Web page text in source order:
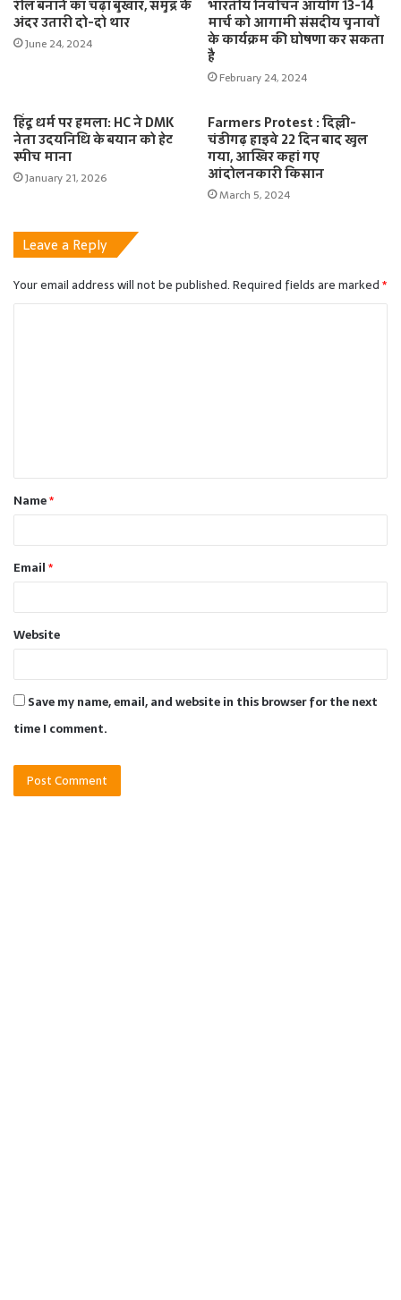
रील बनाने का चढ़ा बुखार, समुद्र के
अंदर उतारी दो-दो थार
June 24, 2024
भारतीय निर्वाचन आयोग 13-14
मार्च को आगामी संसदीय चुनावों
के कार्यक्रम की घोषणा कर सकता
है
February 24, 2024
हिंदू धर्म पर हमला: HC ने DMK
नेता उदयनिधि के बयान को हेट
स्पीच माना
January 21, 2026
Farmers Protest : दिल्ली-
चंडीगढ़ हाइवे 22 दिन बाद खुल
गया, आखिर कहां गए
आंदोलनकारी किसान
March 5, 2024
Leave a Reply
Your email address will not be published.Required fields are marked*
t
*Name*
Email*
Website
Save my name, email, and website in this browser for the next
time I comment.